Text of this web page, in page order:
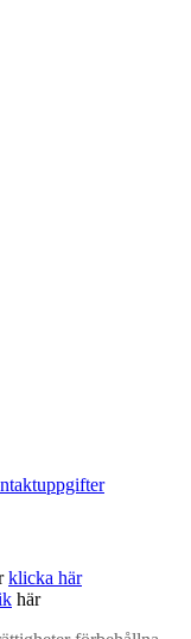
klicka här
här